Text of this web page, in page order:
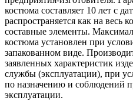
костюма составляет 10 лет с
распространяется как на весь
составные элементы.
костюма установлен при
запакованном виде.
заявленных характеристик
службы (эксплуатации), при
по назначению и соблюдений
эксплуатации.